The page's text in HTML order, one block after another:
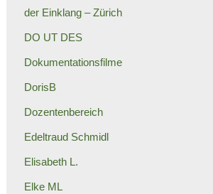
der Einklang – Zürich
DO UT DES
Dokumentationsfilme
DorisB
Dozentenbereich
Edeltraud Schmidl
Elisabeth L.
Elke ML